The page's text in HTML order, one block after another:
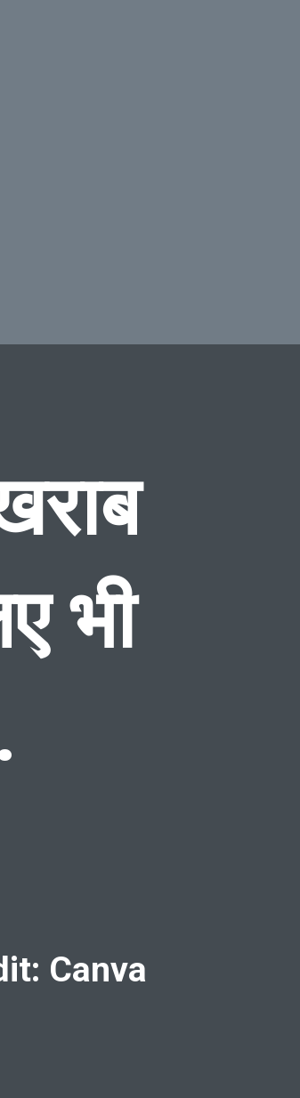
भी
Canva